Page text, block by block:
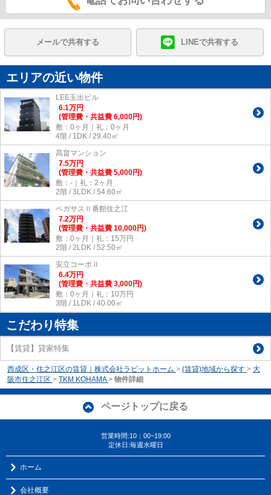
メールで共有する LINEで共有する
エリアの近い物件
LEE玉出ビル
6.1万円
(管理費・共益費 6,000円)
敷：0ヶ月｜礼：0ヶ月
4階 / 1DK / 29.40㎡
髙畠マンション
7.5万円
(管理費・共益費 5,000円)
敷：-｜礼：2ヶ月
2階 / 3LDK / 54.60㎡
ペガサスⅡ番館住之江
7.2万円
(管理費・共益費 10,000円)
敷：0ヶ月｜礼：15万円
2階 / 2LDK / 52.50㎡
安立コーポⅡ
6.4万円
(管理費・共益費 3,000円)
敷：0ヶ月｜礼：10万円
3階 / 1LDK / 40.00㎡
こだわり特集
【賃貸】貸家特集
西成区・住之江区の賃貸｜株式会社ラビットホーム > (賃貸)地域から探す > 大
阪市住之江区 > TKM KOHAMA > 物件詳細
ページトップに戻る
営業時間:10：00~19:00
定休日:毎週水曜日
ホーム
会社概要